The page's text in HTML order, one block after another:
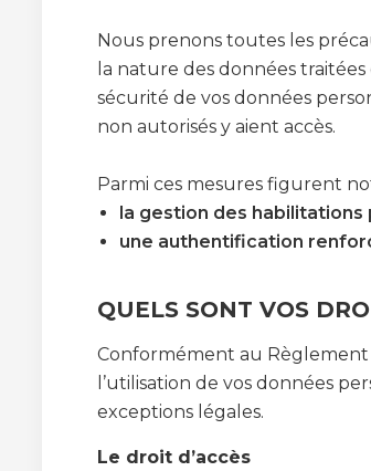
Nous prenons toutes les
la nature des données
sécurité de vos données
non autorisés y aient accès.
Parmi ces mesures figurent
la gestion des habilitations
une authentification
QUELS SONT VOS
Conformément au Règlement
l’utilisation de vos données
exceptions légales.
Le droit d’accès